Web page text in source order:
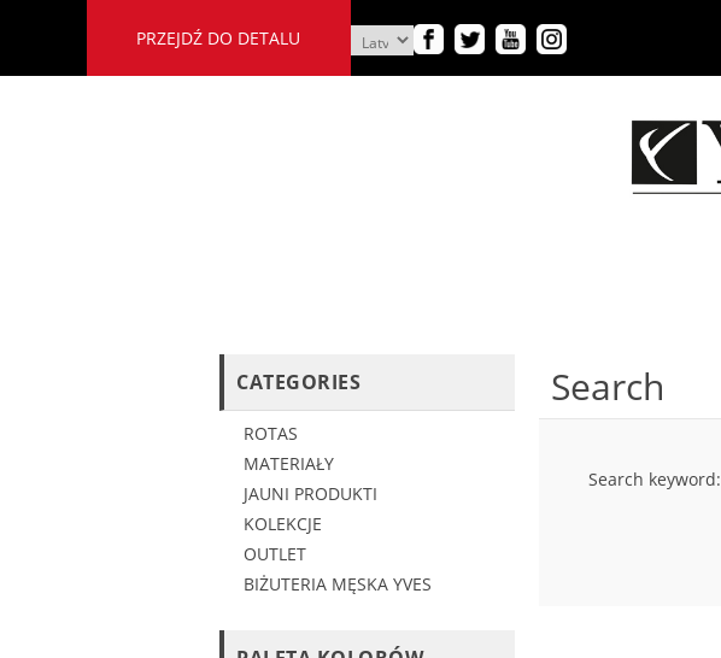
PRZEJDŹ DO DETALU
CATEGORIES
ROTAS
MATERIAŁY
JAUNI PRODUKTI
KOLEKCJE
OUTLET
BIŻUTERIA MĘSKA YVES
Search
Search keyword: